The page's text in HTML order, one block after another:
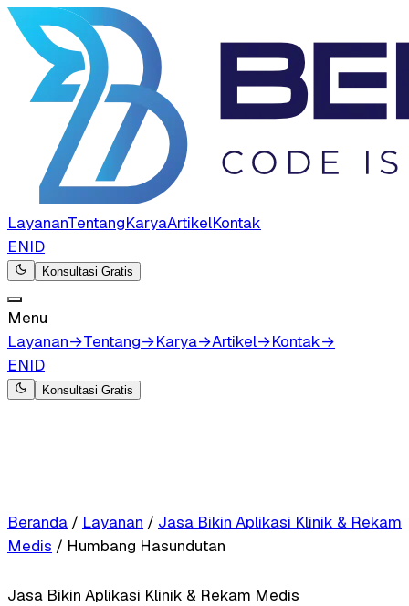
LayananTentangKaryaArtikelKontak
ENID
Konsultasi Gratis
Menu
Layanan→Tentang→Karya→Artikel→Kontak→
ENID
Konsultasi Gratis
Beranda / Layanan / Jasa Bikin Aplikasi Klinik & Rekam
Medis / Humbang Hasundutan
Jasa Bikin Aplikasi Klinik & Rekam Medis